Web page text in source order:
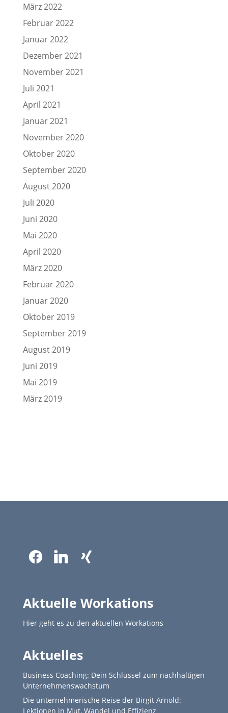
März 2022
Februar 2022
Januar 2022
Dezember 2021
November 2021
Juli 2021
April 2021
Januar 2021
November 2020
Oktober 2020
September 2020
August 2020
Juli 2020
Juni 2020
Mai 2020
April 2020
März 2020
Februar 2020
Januar 2020
Oktober 2019
September 2019
August 2019
Juni 2019
Mai 2019
März 2019
Aktuelle Workations
Hier geht es zu den aktuellen Workations
Aktuelles
Business Coaching: Dein Schlüssel zum nachhaltigen
Unternehmenswachstum
Die unternehmerische Reise der Birgit Arnold:
Lektionen in Mut, Wandel und Effizienz